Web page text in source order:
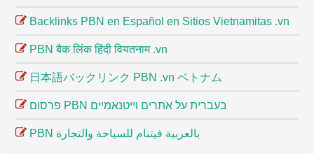
Backlinks PBN en Español en Sitios Vietnamitas .vn
PBN बैक लिंक हिंदी वियतनाम .vn
日本語バックリンク PBN .vn ベトナム
פרסום PBN בעברית על אתרים וייטנאמיים
PBN بالعربية فيتنام للسياحة والتجارة